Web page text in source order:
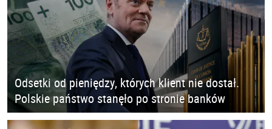
Odsetki od pieniędzy, których klient nie dostał.
Polskie państwo stanęło po stronie banków